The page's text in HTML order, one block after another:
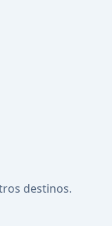
destinos.